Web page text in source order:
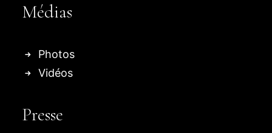
Médias
Photos
Vidéos
Presse